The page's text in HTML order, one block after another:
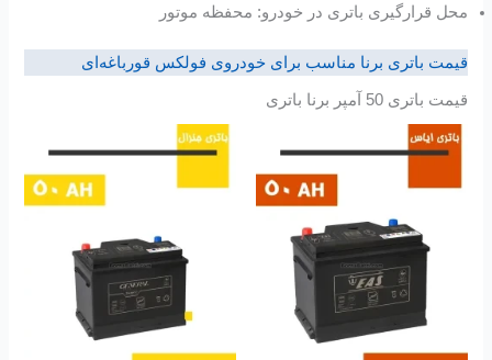
محل قرارگیری باتری در خودرو: محفظه موتور
قیمت باتری برنا مناسب برای خودروی فولکس قورباغه‌ای
قیمت باتری 50 آمپر برنا باتری